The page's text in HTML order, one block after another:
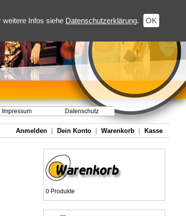
Infos siehe Datenschutzerklärung. OK
Impressum Datenschutz
Anmelden Dein Konto Warenkorb Kasse
0 Produkte